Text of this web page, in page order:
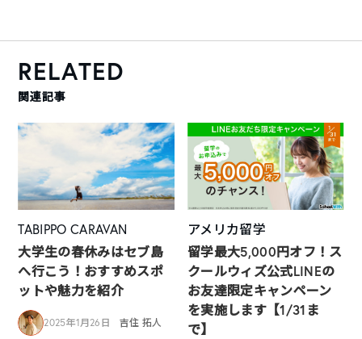
RELATED
関連記事
TABIPPO CARAVAN
大学生の春休みはセブ島
へ行こう！おすすめスポ
ットや魅力を紹介
2025年1月26日 吉住 拓人
アメリカ留学
留学最大5,000円オフ！ス
クールウィズ公式LINEの
お友達限定キャンペーン
を実施します【1/31ま
で】